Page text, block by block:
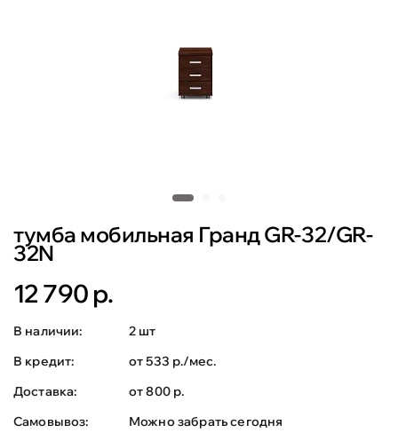
тумба мобильная Гранд GR-32/GR-
32N
12 790 р.
В наличии:
2 шт
В кредит:
от 533 р./мес.
Доставка:
от 800 р.
Самовывоз:
Можно забрать сегодня